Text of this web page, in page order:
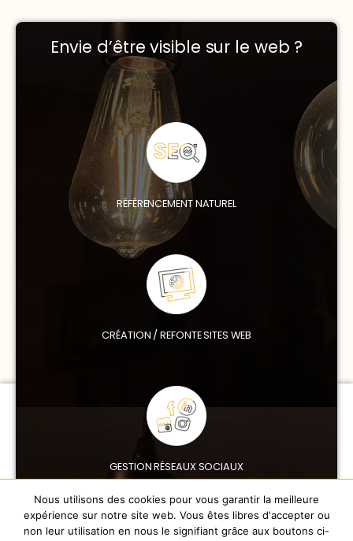
Envie d’être visible sur le web ?
RÉFÉRENCEMENT NATUREL
CRÉATION / REFONTE SITES WEB
GESTION RÉSEAUX SOCIAUX
Nous utilisons des cookies pour vous garantir la meilleure
expérience sur notre site web. Vous êtes libres d'accepter ou
non leur utilisation en nous le signifiant grâce aux boutons ci-